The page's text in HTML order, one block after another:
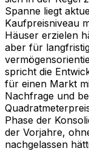
Spanne liegt
Kaufpreisniveau
Häuser erzielen
aber für
spricht die
für einen Markt
Nachfrage und
Phase der
der Vorjahre,
nachgelassen